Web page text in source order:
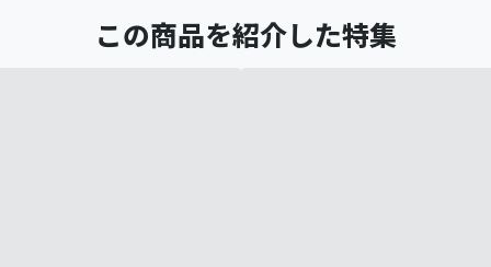
この商品を紹介した特集